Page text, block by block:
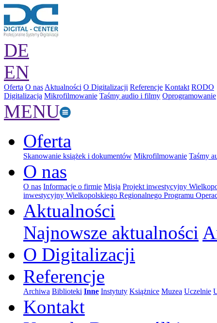
DE
EN
Oferta O nas Aktualności O Digitalizacji Referencje Kontakt RODO
Digitalizacja Mikrofilmowanie Taśmy audio i filmy Oprogramowanie
MENU
Oferta
Skanowanie książek i dokumentów Mikrofilmowanie Taśmy
O nas
O nas Informacje o firmie Misja Projekt inwestycyjny
inwestycyjny Wielkopolskiego Regionalnego Programu
Aktualności
Najnowsze aktualności
O Digitalizacji
Referencje
Archiwa Biblioteki Inne Instytuty Książnice Muzea Uczelnie
Kontakt